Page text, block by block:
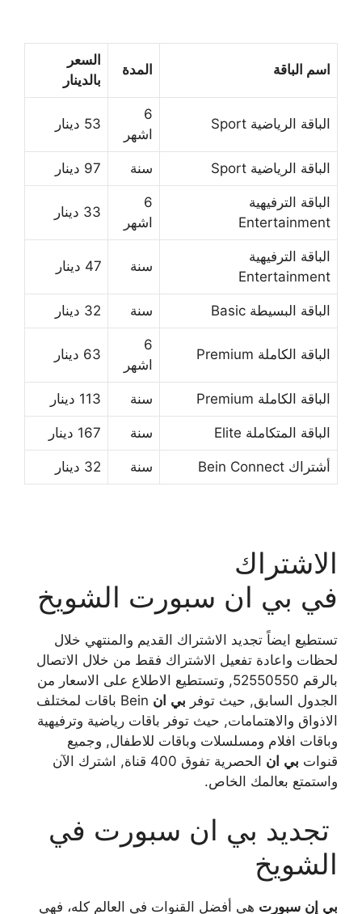
اسم الباقة المدة
السعر
بالدينار
الباقة الرياضية Sport
6
اشهر
53 دينار
الباقة الرياضية Sport سنة 97 دينار
الباقة الترفيهية
Entertainment
6
اشهر
33 دينار
الباقة الترفيهية
Entertainment
سنة 47 دينار
الباقة البسيطة Basic سنة 32 دينار
الباقة الكاملة Premium
6
اشهر
63 دينار
الباقة الكاملة Premium سنة 113 دينار
الباقة المتكاملة Elite سنة 167 دينار
أشتراك Bein Connect سنة 32 دينار
الاشتراك
في بي ان سبورت الشويخ
تستطيع ايضاً تجديد الاشتراك القديم والمنتهي خلال
لحظات واعادة تفعيل الاشتراك فقط من خلال الاتصال
بالرقم 52550550, وتستطيع الاطلاع على الاسعار من
الجدول السابق, حيث توفر بي ان
Bein باقات لمختلف
الاذواق والاهتمامات, حيث توفر باقات رياضية وترفيهية
وباقات افلام ومسلسلات وباقات للاطفال, وجميع
قنوات بي ان
الحصرية تفوق 400 قناة, اشترك الآن
واستمتع بعالمك الخاص.
تجديد بي ان سبورت في
الشويخ
بي إن سبورت هي أفضل القنوات في العالم كله، فهي